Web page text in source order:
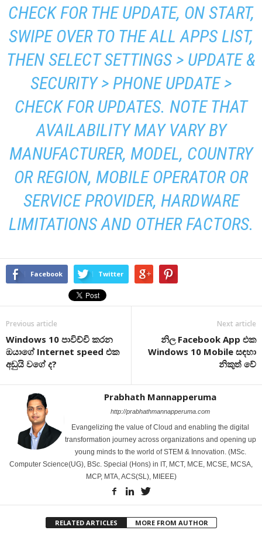
CHECK FOR THE UPDATE, ON START,
SWIPE OVER TO THE ALL APPS LIST,
THEN SELECT SETTINGS > UPDATE &
SECURITY > PHONE UPDATE >
CHECK FOR UPDATES. NOTE THAT
AVAILABILITY MAY VARY BY
MANUFACTURER, MODEL, COUNTRY
OR REGION, MOBILE OPERATOR OR
SERVICE PROVIDER, HARDWARE
LIMITATIONS AND OTHER FACTORS.
Facebook Twitter
Previous article
Windows 10 පාවිච්චි කරන
ඔයාගේ Internet speed එක
අඩුයි වගේ ද?
Next article
නිල Facebook App එක
Windows 10 Mobile සඳහා
නිකුත් වේ
Prabhath Mannapperuma
http://prabhathmannapperuma.com
Evangelizing the value of Cloud and enabling the digital
transformation journey across organizations and opening up
young minds to the world of STEM & Innovation. (MSc.
Computer Science(UG), BSc. Special (Hons) in IT, MCT, MCE, MCSE, MCSA,
MCP, MTA, ACS(SL), MIEEE)
RELATED ARTICLES MORE FROM AUTHOR